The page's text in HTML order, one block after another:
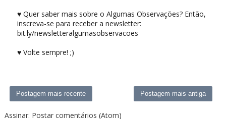
♥ Quer saber mais sobre o Algumas Observações? Então,
inscreva-se para receber a newsletter:
bit.ly/newsletteralgumasobservacoes
♥ Volte sempre! ;)
Postagem mais recente Postagem mais antiga
Assinar: Postar comentários (Atom)